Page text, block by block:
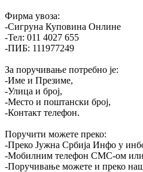
Фирма увоза:
-Сигруна Куповина Онлине
-Тел: 011 4027 655
-ПИБ: 111977249
За поручивање потребно је:
-Име и Презиме,
-Улица и број,
-Место и поштански број,
-Контакт телефон.
Поручити можете преко:
-Преко Јужна Србија Инфо у
-Мобилним телефон СМС-ом или
-Поручивање можете и преко